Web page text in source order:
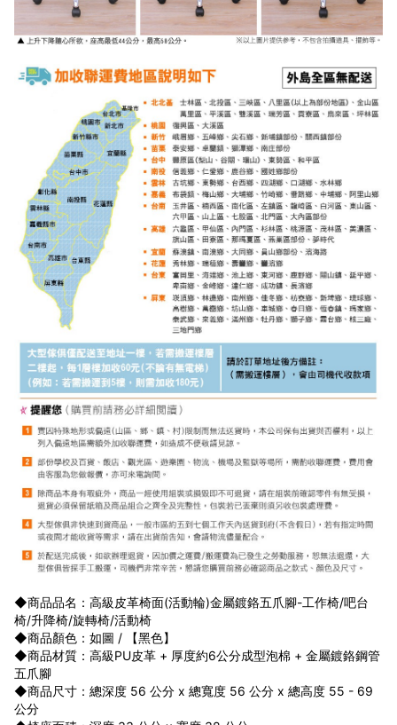
◆商品品名：高級皮革椅面(活動輪)金屬鍍鉻五爪腳-工作椅/吧台
椅/升降椅/旋轉椅/活動椅
◆商品顏色：如圖 / 【黑色】
◆商品材質：高級PU皮革 + 厚度約6公分成型泡棉 + 金屬鍍鉻鋼管
五爪腳
◆商品尺寸：總深度 56 公分 x 總寬度 56 公分 x 總高度 55 - 69
公分